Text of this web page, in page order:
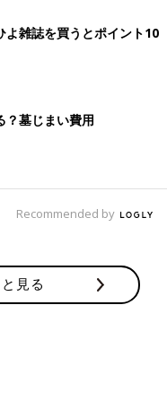
塩分濃度は半分に。
のもOK。
ことが多いので、原料
ロの炭酸飲料にも含まれ
よ雑誌を買うとポイント10
？墓じまい費用
Recommended by
見る